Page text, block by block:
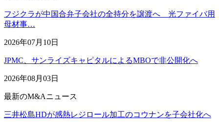
フジクラが中国合弁子会社の全持分を譲渡へ 光ファイバ用
母材事…
2026年07月10日
JPMC、サンライズキャピタルによるMBOで非公開化へ
2026年08月03日
最新のM&Aニュース
三井松島HDが感熱レジロール加工のコウナンを子会社化へ